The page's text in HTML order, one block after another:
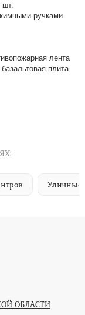
шт.
ручками
лента
плита
Уличные
ОБЛАСТИ